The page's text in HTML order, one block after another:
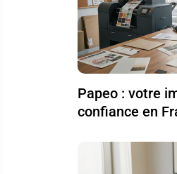
Papeo : votre
confiance en